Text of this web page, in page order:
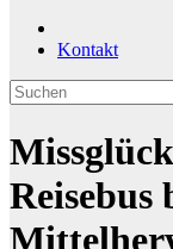
Kontakt
Reisebus